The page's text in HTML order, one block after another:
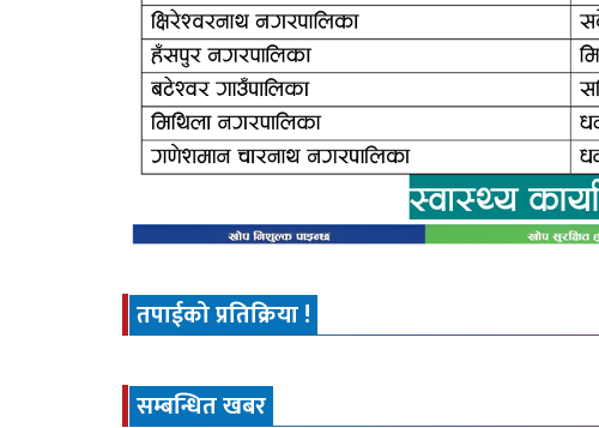
तपाईको प्रतिक्रिया !
सम्बन्धित खबर